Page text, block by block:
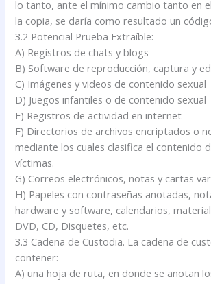
lo tanto, ante el mínimo cambio tanto en
la copia, se daría como resultado un
3.2 Potencial Prueba Extraíble:
A) Registros de chats y blogs
B) Software de reproducción, captura y
C) Imágenes y videos de contenido sexual
D) Juegos infantiles o de contenido sexual
E) Registros de actividad en internet
F) Directorios de archivos encriptados o
mediante los cuales clasifica el contenido
víctimas.
G) Correos electrónicos, notas y cartas
H) Papeles con contraseñas anotadas,
hardware y software, calendarios,
DVD, CD, Disquetes, etc.
3.3 Cadena de Custodia. La cadena de
contener:
A) una hoja de ruta, en donde se anotan